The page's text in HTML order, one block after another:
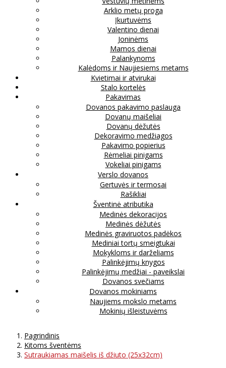
Arklio metų proga
Įkurtuvėms
Valentino dienai
Joninėms
Mamos dienai
Palankynoms
Kalėdoms ir Naujiesiems metams
Kvietimai ir atvirukai
Stalo kortelės
Pakavimas
Dovanos pakavimo paslauga
Dovanų maišeliai
Dovanų dėžutės
Dekoravimo medžiagos
Pakavimo popierius
Rėmeliai pinigams
Vokeliai pinigams
Verslo dovanos
Gertuvės ir termosai
Rašikliai
Šventinė atributika
Medinės dekoracijos
Medinės dėžutės
Medinės graviruotos padėkos
Mediniai tortų smeigtukai
Mokykloms ir darželiams
Palinkėjimų knygos
Palinkėjimų medžiai - paveikslai
Dovanos svečiams
Dovanos mokiniams
Naujiems mokslo metams
Mokinių išleistuvėms
Pagrindinis
Kitoms šventėms
Sutraukiamas maišelis iš džiuto (25x32cm)